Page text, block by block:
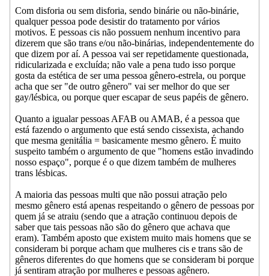
Com disforia ou sem disforia, sendo binárie ou não-binárie,
qualquer pessoa pode desistir do tratamento por vários
motivos. E pessoas cis não possuem nenhum incentivo para
dizerem que são trans e/ou não-binárias, independentemente do
que dizem por aí. A pessoa vai ser repetidamente questionada,
ridicularizada e excluída; não vale a pena tudo isso porque
gosta da estética de ser uma pessoa gênero-estrela, ou porque
acha que ser "de outro gênero" vai ser melhor do que ser
gay/lésbica, ou porque quer escapar de seus papéis de gênero.
Quanto a igualar pessoas AFAB ou AMAB, é a pessoa que
está fazendo o argumento que está sendo cissexista, achando
que mesma genitália = basicamente mesmo gênero. É muito
suspeito também o argumento de que "homens estão invadindo
nosso espaço", porque é o que dizem também de mulheres
trans lésbicas.
A maioria das pessoas multi que não possui atração pelo
mesmo gênero está apenas respeitando o gênero de pessoas por
quem já se atraiu (sendo que a atração continuou depois de
saber que tais pessoas não são do gênero que achava que
eram). Também aposto que existem muito mais homens que se
consideram bi porque acham que mulheres cis e trans são de
gêneros diferentes do que homens que se consideram bi porque
já sentiram atração por mulheres e pessoas agênero.